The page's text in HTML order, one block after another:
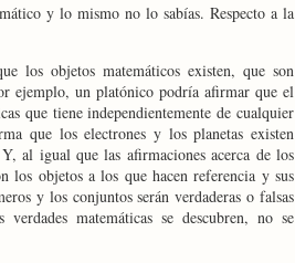
y lo mismo no lo sabías. Respecto a la
los objetos matemáticos existen, que son
ejemplo, un platónico podría afirmar que el
que tiene independientemente de cualquier
que los electrones y los planetas existen
al igual que las afirmaciones acerca de los
los objetos a los que hacen referencia y sus
y los conjuntos serán verdaderas o falsas
matemáticas se descubren, no se